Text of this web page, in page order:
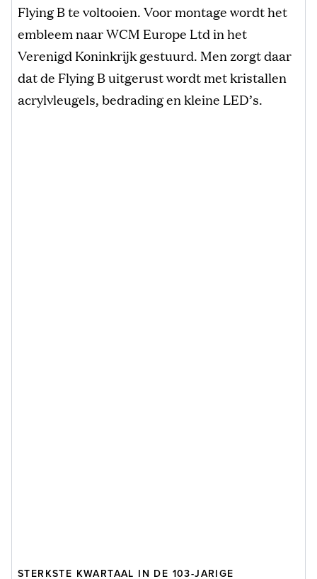
Flying B te voltooien. Voor montage wordt het
embleem naar WCM Europe Ltd in het
Verenigd Koninkrijk gestuurd. Men zorgt daar
dat de Flying B uitgerust wordt met kristallen
acrylvleugels, bedrading en kleine LED’s.
STERKSTE KWARTAAL IN DE 103-JARIGE